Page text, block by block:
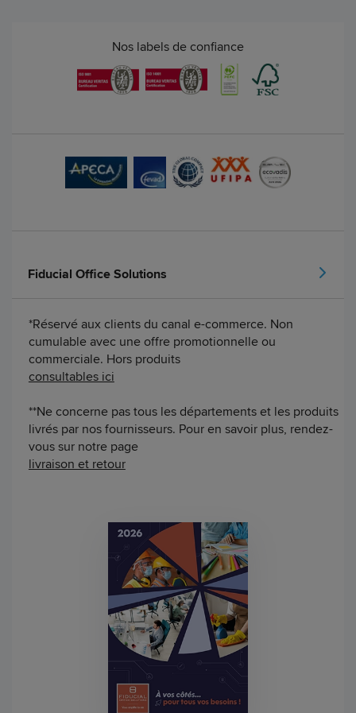
Nos labels de confiance
Fiducial Office Solutions
*Réservé aux clients du canal e-commerce. Non
cumulable avec une offre promotionnelle ou
commerciale. Hors produits
consultables ici
**Ne concerne pas tous les départements et les produits
livrés par nos fournisseurs. Pour en savoir plus, rendez-
vous sur notre page
livraison et retour